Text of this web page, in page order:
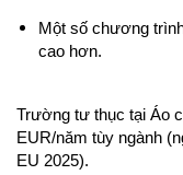
Một số chương
cao hơn.
Trường tư thục tại Áo
EUR/năm tùy ngành
EU 2025).